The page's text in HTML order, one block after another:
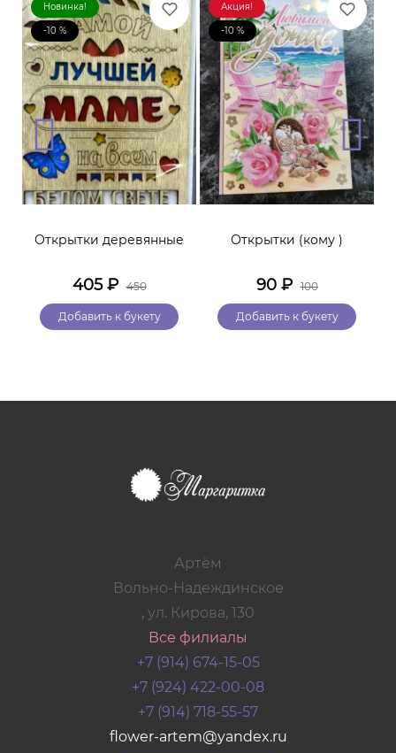
Новинка!
-10 %
Открытки деревянные
405₽ 450
Добавить к букету
Акция!
-10 %
Открытки (кому )
90₽ 100
Добавить к букету
Артём
Вольно-Надеждинское
, ул. Кирова, 130
Все филиалы
+7 (914) 674-15-05
+7 (924) 422-00-08
+7 (914) 718-55-57
flower-artem@yandex.ru